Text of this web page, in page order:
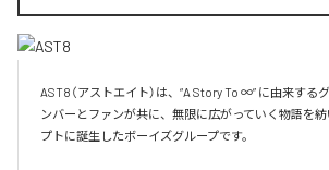
AST8（アストエイト）は、“A Story To ∞” に由来する
ンバーとファンが共に、無限に広がっていく物語を
プトに誕生したボーイズグループです。